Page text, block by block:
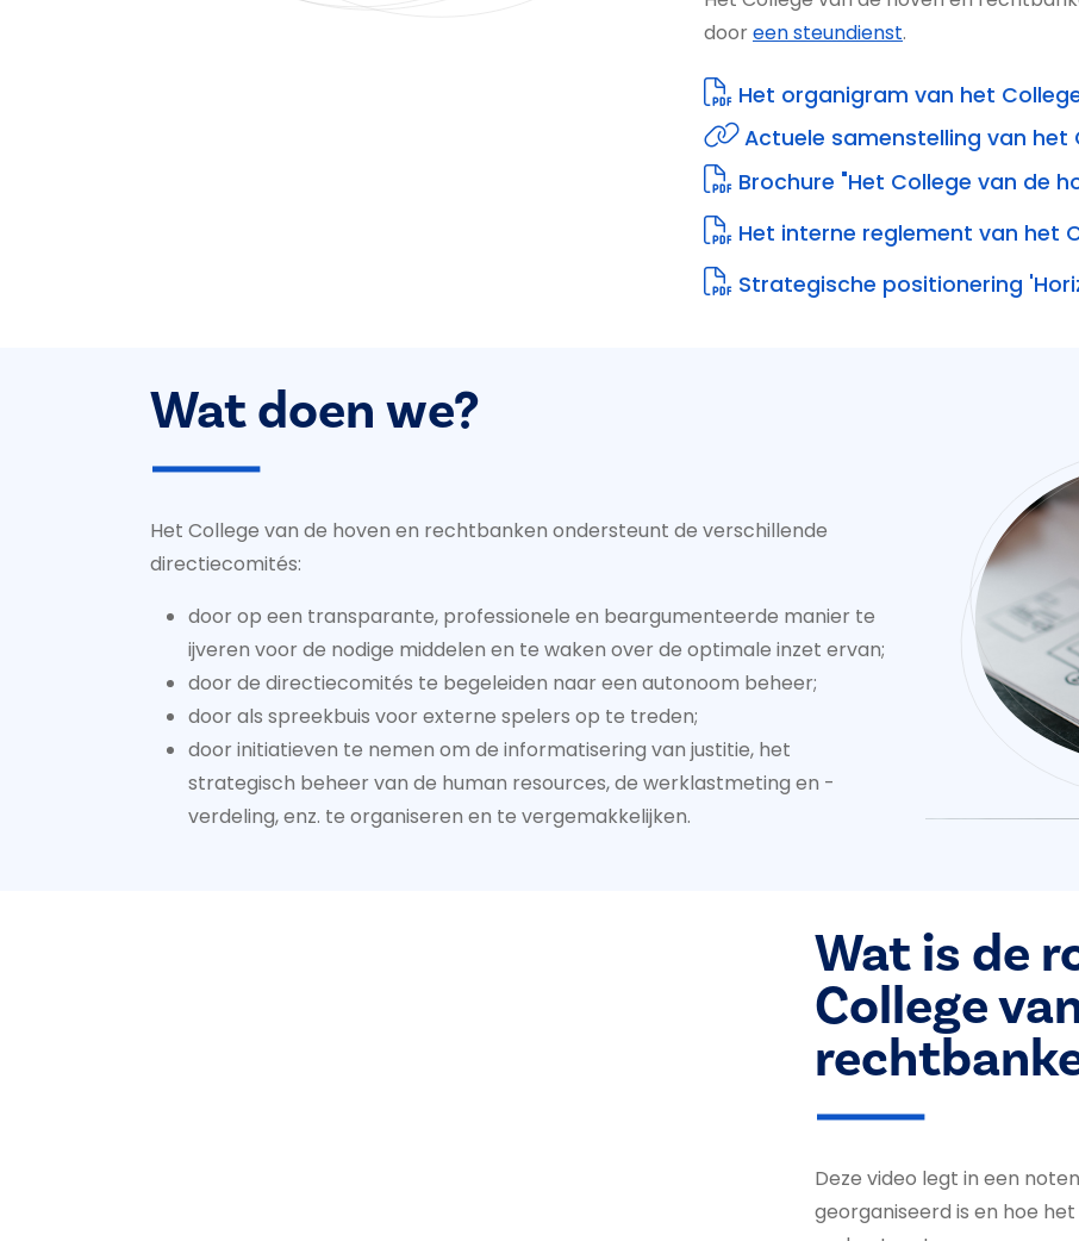
dooreen steundienst.
Het organigram van het
Actuele samenstelling van het
Brochure "Het College van de
Het interne reglement van het
Strategische positionering
Wat doen we?
Het College van de hoven en rechtbanken ondersteunt de verschillende
directiecomités:
door op een transparante, professionele en beargumenteerde manier te
ijveren voor de nodige middelen en te waken over de optimale inzet ervan;
door de directiecomités te begeleiden naar een autonoom beheer;
door als spreekbuis voor externe spelers op te treden;
door initiatieven te nemen om de informatisering van justitie, het
strategisch beheer van de human resources, de werklastmeting en -
verdeling, enz. te organiseren en te vergemakkelijken.
Wat is de
College
Deze video legt in een
georganiseerd is en hoe